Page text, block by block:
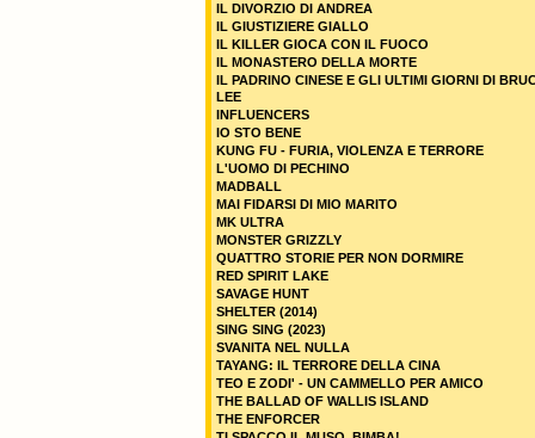
IL DIVORZIO DI ANDREA
IL GIUSTIZIERE GIALLO
IL KILLER GIOCA CON IL FUOCO
IL MONASTERO DELLA MORTE
IL PADRINO CINESE E GLI ULTIMI GIORNI DI
LEE
INFLUENCERS
IO STO BENE
KUNG FU - FURIA, VIOLENZA E TERRORE
L'UOMO DI PECHINO
MADBALL
MAI FIDARSI DI MIO MARITO
MK ULTRA
MONSTER GRIZZLY
QUATTRO STORIE PER NON DORMIRE
RED SPIRIT LAKE
SAVAGE HUNT
SHELTER (2014)
SING SING (2023)
SVANITA NEL NULLA
TAYANG: IL TERRORE DELLA CINA
TEO E ZODI' - UN CAMMELLO PER AMICO
THE BALLAD OF WALLIS ISLAND
THE ENFORCER